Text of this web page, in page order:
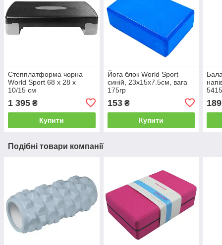
Степплатформа чорна
World Sport 68 х 28 х
10/15 см
1 395 ₴
Купити
Йога блок World Sport
синій, 23х15х7.5см, вага
175гр
153₴
Купити
189
Подібні товари компанії